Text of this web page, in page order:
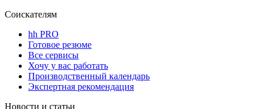
Соискателям
hh PRO
Готовое резюме
Все сервисы
Хочу у вас работать
Производственный календарь
Экспертная рекомендация
Новости и статьи